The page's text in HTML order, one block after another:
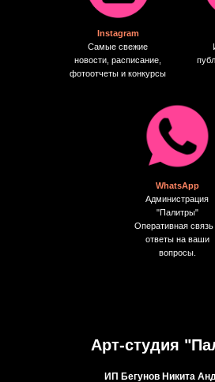
Instagram
Самые свежие
новости, расписание,
фотоотчеты и конкурсы
WhatsApp
Администрация
"Палитры"
Оперативная связь
ответы на ваши
вопросы.
Арт-студия
ИП Бегунов Никита